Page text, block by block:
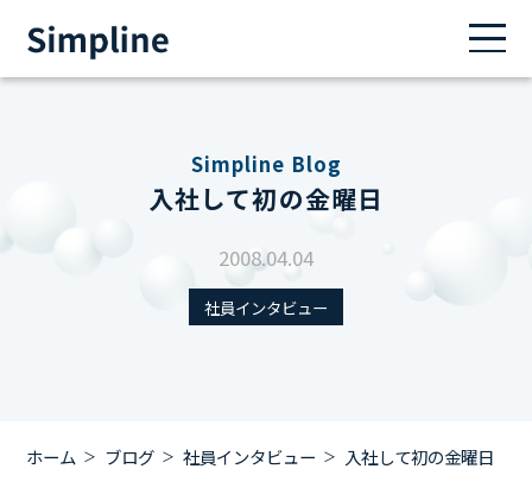
Simpline Blog
入社して初の金曜日
2008.04.04
社員インタビュー
ホーム ブログ 社員インタビュー 入社して初の金曜日